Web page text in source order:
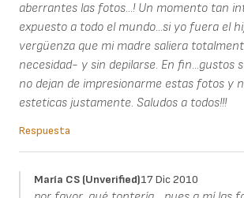
aberrantes las fotos...! Un momento tan
expuesto a todo el mundo...si yo fuera el
vergüenza que mi madre saliera
necesidad- y sin depilarse. En fin...gustos
no dejan de impresionarme estas fotos y
esteticas justamente. Saludos a todos!!!
Respuesta
María CS (unverified)17 Dic 2010